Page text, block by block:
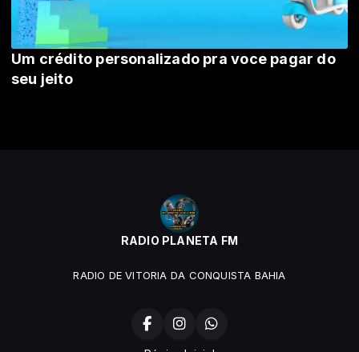
Um crédito personalizado pra voce pagar do
seu jeito
RADIO PLANETA FM
RADIO DE VITORIA DA CONQUISTA BAHIA